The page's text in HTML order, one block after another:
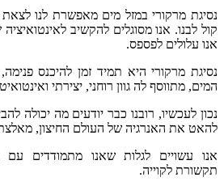
לנו לצאת מן השכל שלנו ולהיכנס אל
לאינטואיציה שלנו ולקבל תובנות שאחרת
זמן להיכנס פנימה, אך בשל הנוכחות של מזל
,יצירתי ואינטואיטיבי יותר.
מה יכולה להביא נסיגת מרקורי .היא נוטה
החיצון, מאלצת אותנו להאט גם כן.
מתמודדים עם עיכובים,מכשולים ואפילו